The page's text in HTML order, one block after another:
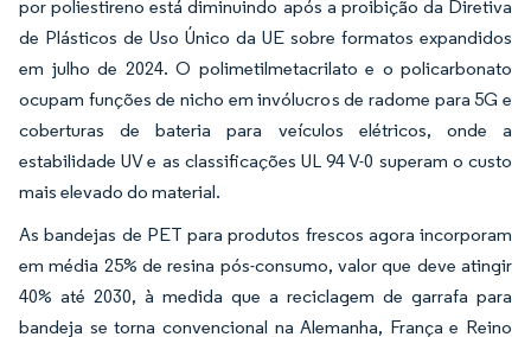
por poliestireno está diminuindo após a proibição da Diretiva
de Plásticos de Uso Único da UE sobre formatos expandidos
em julho de 2024. O polimetilmetacrilato e o policarbonato
ocupam funções de nicho em invólucros de radome para 5G e
coberturas de bateria para veículos elétricos, onde a
estabilidade UV e as classificações UL 94 V-0 superam o custo
mais elevado do material.
As bandejas de PET para produtos frescos agora incorporam
em média 25% de resina pós-consumo, valor que deve atingir
40% até 2030, à medida que a reciclagem de garrafa para
bandeja se torna convencional na Alemanha, França e Reino